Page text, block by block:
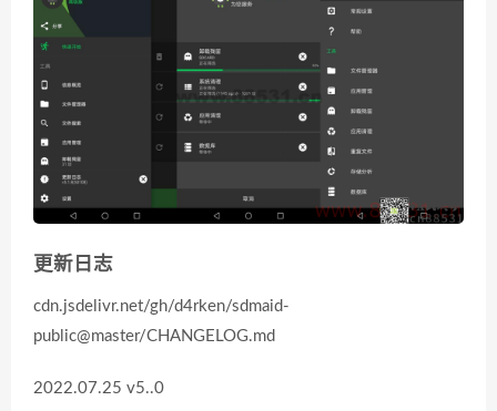
更新日志
cdn.jsdelivr.net/gh/d4rken/sdmaid-
public@master/CHANGELOG.md
2022.07.25 v5..0